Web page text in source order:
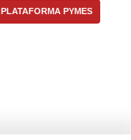
PLATAFORMA PYMES